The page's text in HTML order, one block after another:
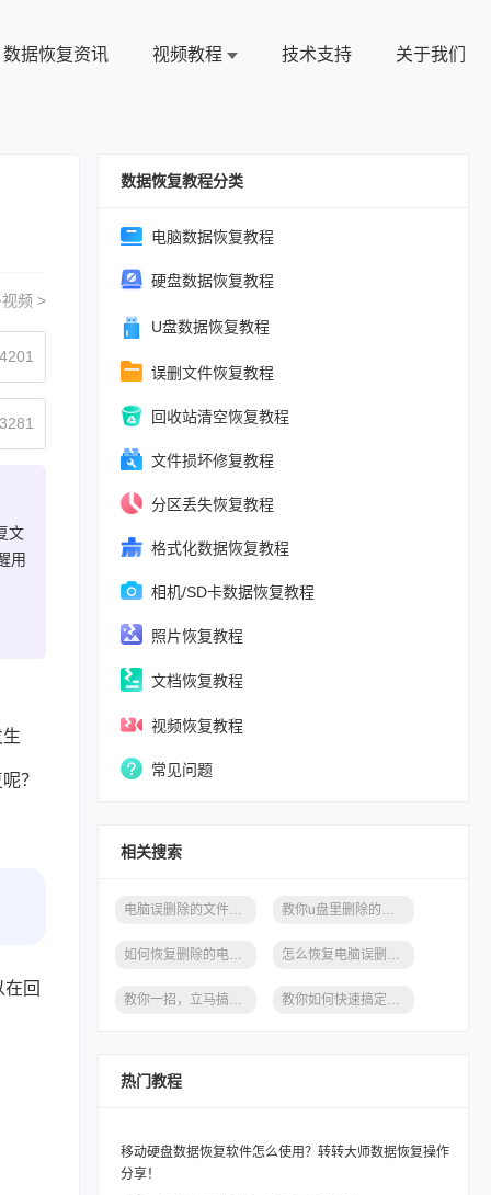
数据恢复资讯 视频教程 技术支持 关于我们
频 >
文
用
？
回
数据恢复教程分类
电脑数据恢复教程
硬盘数据恢复教程
U盘数据恢复教程
误删文件恢复教程
回收站清空恢复教程
文件损坏修复教程
分区丢失恢复教程
格式化数据恢复教程
相机/SD卡数据恢复教程
照片恢复教程
文档恢复教程
视频恢复教程
常见问题
相关搜索
电脑误删除的文件怎么恢复,教你快速恢复 教你u盘里删除的文件怎么恢复
如何恢复删除的电脑数据，免费教你数据恢复方法 怎么恢复电脑误删的文件，教你一分钟完成
教你一招，立马搞定恢复内存卡删除的文件 教你如何快速搞定恢复内存卡删除的文件
热门教程
移动硬盘数据恢复软件怎么使用？转转大师数据恢复操作
分享！